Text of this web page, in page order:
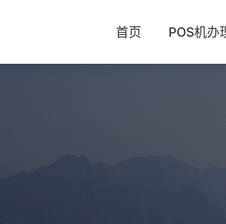
首页 POS机办